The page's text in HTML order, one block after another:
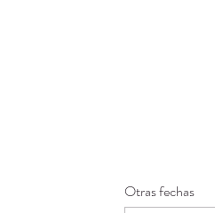
Otras fechas